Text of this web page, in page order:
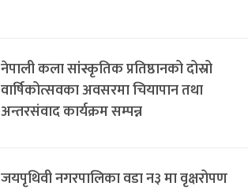
नेपाली कला सांस्कृतिक प्रतिष्ठानको दोस्रो
वार्षिकोत्सवका अवसरमा चियापान तथा
अन्तरसंवाद कार्यक्रम सम्पन्न
जयपृथिवी नगरपालिका वडा न३ मा वृक्षरोपण